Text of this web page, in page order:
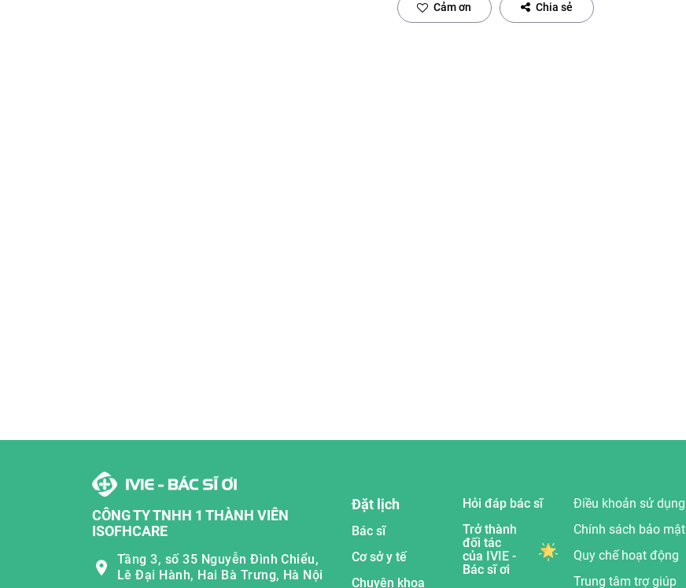
Cảm ơn Chia sẻ
CÔNG TY TNHH 1 THÀNH VIÊN
ISOFHCARE
Tầng 3, số 35 Nguyễn Đình Chiểu,
Lê Đại Hành, Hai Bà Trưng, Hà Nội
Đặt lịch
Bác sĩ
Cơ sở y tế
Chuyên khoa
Hỏi đáp bác sĩ
Trở thành
đối tác
của IVIE -
Bác sĩ ơi
Điều khoản sử dụng
Chính sách bảo mật
Quy chế hoạt động
Trung tâm trợ giúp